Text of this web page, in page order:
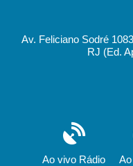
Av. Feliciano Sodré
RJ (Ed.
Ao vivo Rádio